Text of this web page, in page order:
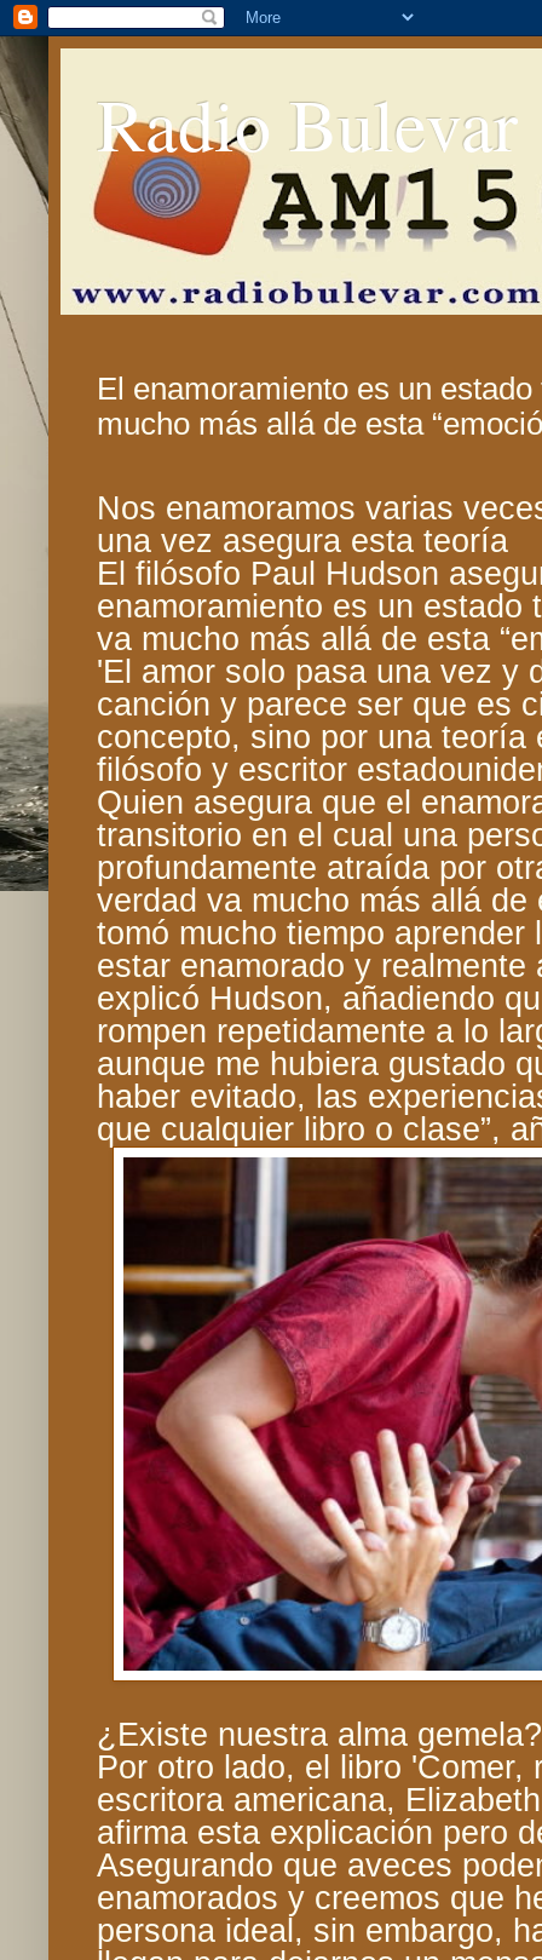
Radio Bulevar
El enamoramiento es un
mucho más allá de esta
Nos enamoramos varias
una vez asegura esta teoría
El filósofo Paul Hudson
enamoramiento es un estado
va mucho más allá de esta
'El amor solo pasa una vez y
canción y parece ser que es
concepto, sino por una teoría
filósofo y escritor
Quien asegura que el
transitorio en el cual una
profundamente atraída por
verdad va mucho más allá de
tomó mucho tiempo aprender
estar enamorado y realmente
explicó Hudson, añadiendo
rompen repetidamente a lo
aunque me hubiera gustado
haber evitado, las
que cualquier libro o clase”,
¿Existe nuestra alma gemela?
Por otro lado, el libro 'Comer,
escritora americana,
afirma esta explicación pero
Asegurando que aveces
enamorados y creemos que
persona ideal, sin embargo,